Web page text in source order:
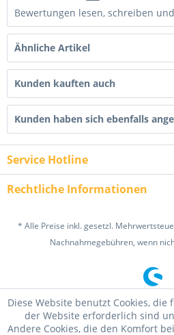
Bewertungen lesen, schreiben
Ähnliche Artikel
Kunden kauften auch
Kunden haben sich ebenfalls
Service Hotline
Rechtliche Informationen
* Alle Preise inkl. gesetzl.
Nachnahmegebühren, wenn
Diese Website benutzt Cookies,
der Website erforderlich sind
Andere Cookies, die den Komfort